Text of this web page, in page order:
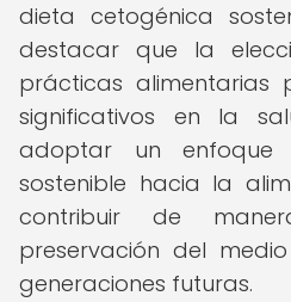
dieta cetogénica
destacar que la
prácticas alimentarias
significativos en la
adoptar un enfoque
sostenible hacia la
contribuir de
preservación del
generaciones futuras.